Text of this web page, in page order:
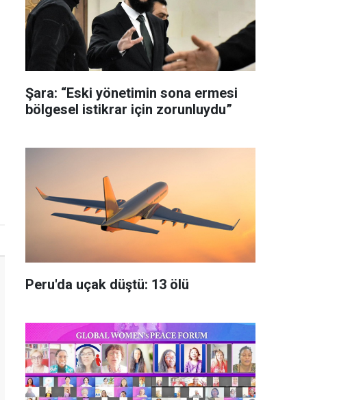
Şara: “Eski yönetimin sona ermesi
bölgesel istikrar için zorunluydu”
Peru'da uçak düştü: 13 ölü